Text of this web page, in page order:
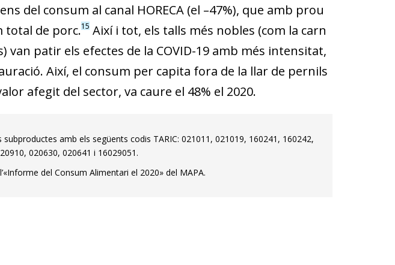
del consum al canal HORECA (el –47%), que amb prou
total de porc.15Així i tot, els talls més nobles (com la carn
patir els efectes de la COVID-19 amb més intensitat,
Així, el consum per capita fora de la llar de pernils
afegit del sector, va caure el 48% el 2020.
amb els següents codis TARIC: 021011, 021019, 160241, 160242,
020630, 020641 i 16029051.
del Consum Alimentari el 2020» del MAPA.